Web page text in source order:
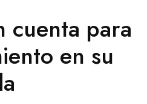
cuenta para
en su